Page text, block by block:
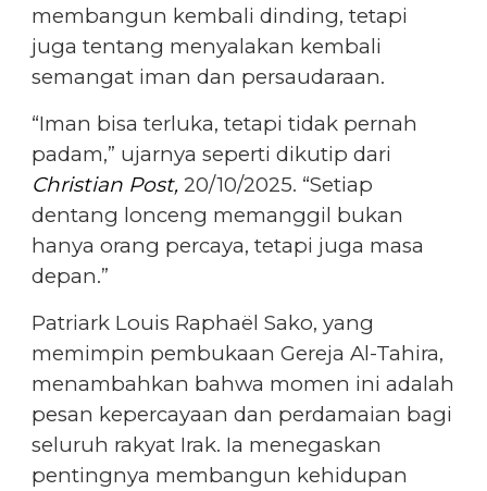
membangun kembali dinding, tetapi
juga tentang menyalakan kembali
semangat iman dan persaudaraan.
“Iman bisa terluka, tetapi tidak pernah
padam,” ujarnya seperti dikutip dari
Christian Post,20/10/2025. “Setiap
dentang lonceng memanggil bukan
hanya orang percaya, tetapi juga masa
depan.”
Patriark Louis Raphaël Sako, yang
memimpin pembukaan Gereja Al-Tahira,
menambahkan bahwa momen ini adalah
pesan kepercayaan dan perdamaian bagi
seluruh rakyat Irak. Ia menegaskan
pentingnya membangun kehidupan